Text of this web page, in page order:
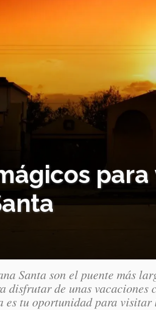
Santa son el puente más
disfrutar de unas
es tu oportunidad para